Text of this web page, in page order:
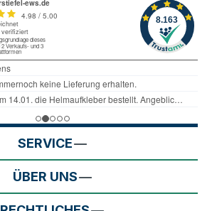
SERVICE
ÜBER UNS